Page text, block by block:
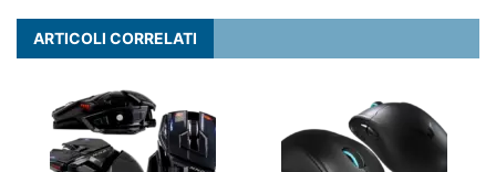
ARTICOLI CORRELATI